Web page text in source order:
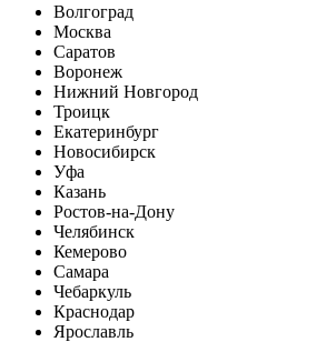
Волгоград
Москва
Саратов
Воронеж
Нижний Новгород
Троицк
Екатеринбург
Новосибирск
Уфа
Казань
Ростов-на-Дону
Челябинск
Кемерово
Самара
Чебаркуль
Краснодар
Ярославль